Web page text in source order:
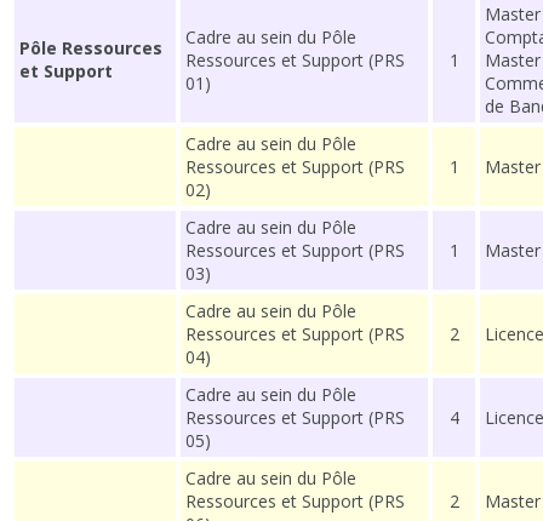
Pôle Ressources
et Support
Cadre au sein du Pôle
Ressources et Support (PRS
01)
1
de
Cadre au sein du Pôle
Ressources et Support (PRS
02)
1 Master
Cadre au sein du Pôle
Ressources et Support (PRS
03)
1
Cadre au sein du Pôle
Ressources et Support (PRS
04)
2
Cadre au sein du Pôle
Ressources et Support (PRS
05)
4
Cadre au sein du Pôle
Ressources et Support (PRS
2